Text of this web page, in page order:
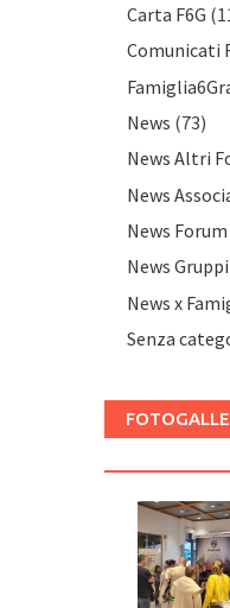
Carta F6G
Comunicati
News (73)
News Altri
News
News
News
News x
Senza